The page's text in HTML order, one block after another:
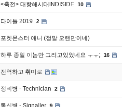
<축전> 대항해시대INDISIDE 10
타이틀 2019 2
포켓몬스터 애니 (정말 오랜만이네)
하루 종일 이놈만 그리고있었네요 ㅜㅜ; 16
전역하고 취미로
정비병 - Technician 2
통신병 - Signaller 9